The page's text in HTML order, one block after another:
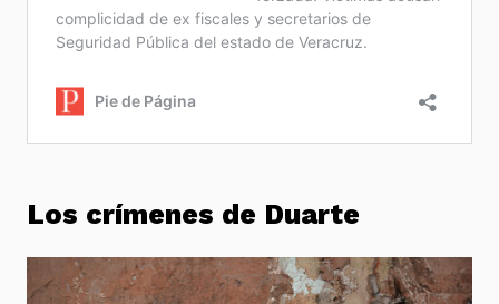
Los crímenes de Duarte